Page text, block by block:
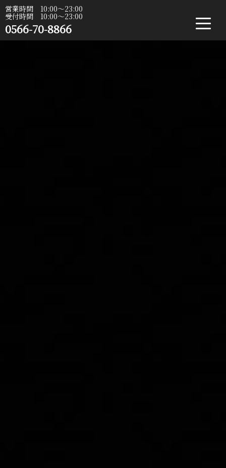
営業時間 10:00〜23:00
受付時間 10:00〜23:00
0566-70-8866